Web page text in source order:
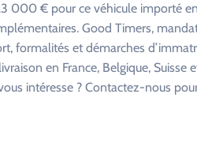
000 € pour ce véhicule importé
Good Timers,
formalités et démarches
en France, Belgique, Suisse
intéresse ? Contactez-nous